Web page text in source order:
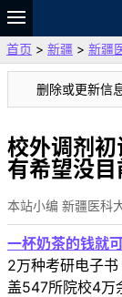
题库
故事
VIP
资料
首页 > 新疆 > 新疆
删除或更新信
校外调剂
有希望没
本站小编 新疆医科
一杯奶茶的钱就
2万种考研电子
盖547所院校4万